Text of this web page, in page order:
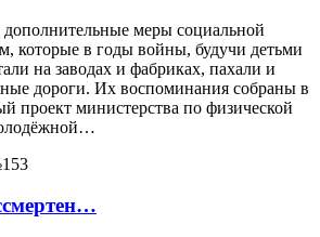
меры социальной
которые в годы войны, будучи детьми
на заводах и фабриках, пахали и
дороги. Их воспоминания собраны в
проект министерства по физической